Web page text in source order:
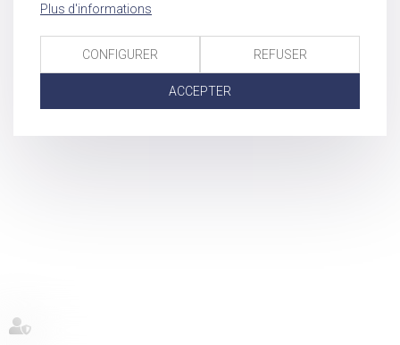
Plus d'informations
CONFIGURER REFUSER
ACCEPTER